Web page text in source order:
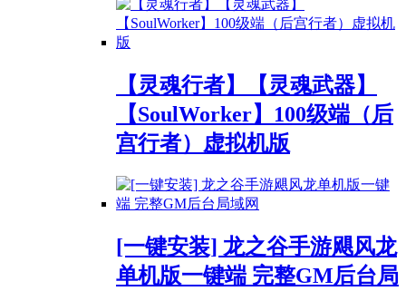
【灵魂行者】【灵魂武器】
【SoulWorker】100级端（后
宫行者）虚拟机版
[一键安装] 龙之谷手游飓风龙
单机版一键端 完整GM后台局